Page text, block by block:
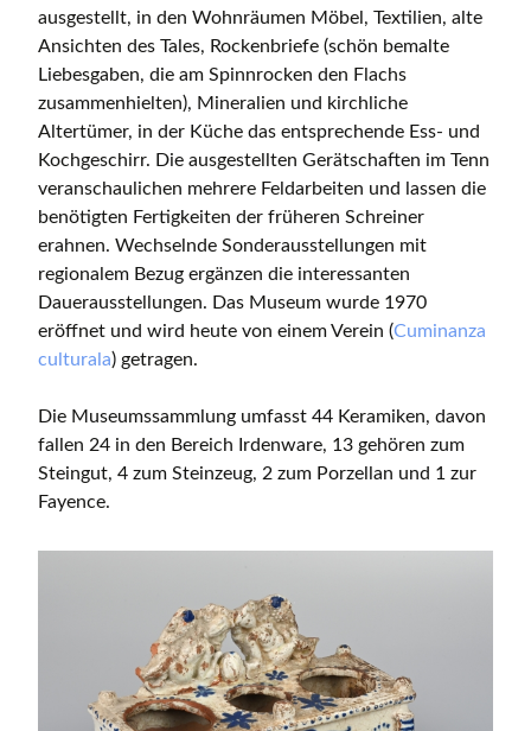
ausgestellt, in den Wohnräumen Möbel, Textilien, alte
Ansichten des Tales, Rockenbriefe (schön bemalte
Liebesgaben, die am Spinnrocken den Flachs
zusammenhielten), Mineralien und kirchliche
Altertümer, in der Küche das entsprechende Ess- und
Kochgeschirr. Die ausgestellten Gerätschaften im Tenn
veranschaulichen mehrere Feldarbeiten und lassen die
benötigten Fertigkeiten der früheren Schreiner
erahnen. Wechselnde Sonderausstellungen mit
regionalem Bezug ergänzen die interessanten
Dauerausstellungen. Das Museum wurde 1970
eröffnet und wird heute von einem Verein (Cuminanza
culturala) getragen.
Die Museumssammlung umfasst 44 Keramiken, davon
fallen 24 in den Bereich Irdenware, 13 gehören zum
Steingut, 4 zum Steinzeug, 2 zum Porzellan und 1 zur
Fayence.